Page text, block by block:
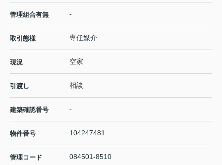
管理組合有無 -
取引態様 専任媒介
現況 空家
引渡し 相談
建築確認番号 -
物件番号 104247481
管理コード 084501-8510